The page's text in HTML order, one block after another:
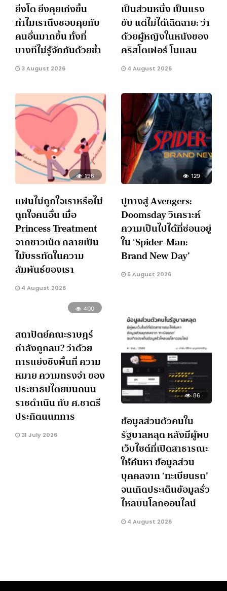
ยิ่งโต ยิ่งคุยเก่งขึ้น
ทำไมเราถึงชอบคุยกับ
คนอื่นมากขึ้น ทั้งที่
บางทีไม่รู้จักกันด้วยซ้ำ
3 August 2026
เป็นส่วนหนึ่ง เป็นแรง
ขับ แต่ไม่ได้เฉิดฉาย: ว่า
ด้วยผู้หญิงในหนังของ
คริสโตเฟอร์ โนแลน
4 August 2026
196
แฟนไม่ถูกใจเราหรือไม่
ถูกใจคนอื่น เมื่อ
Princess Treatment
จากชาวเน็ต กลายเป็น
ไม้บรรทัดในความ
สัมพันธ์ของเรา
4 August 2026
129
ปูทางสู่ Avengers:
Doomsday วิเคราะห์
ความเป็นไปได้ที่ซ่อนอยู่
ใน ‘Spider-Man:
Brand New Day’
5 August 2026
400
สถาปัตย์คณะราษฎร์
กำลังถูกลบ? ว่าด้วย
การแย่งชิงพื้นที่ ความ
หมาย ความทรงจำ ของ
ประชาธิปไตยบนถนน
ราชดำเนิน กับ ศ.ชาตรี
ประกิตนนทการ
31 July 2026
86
ข้อมูลส่วนตัวคนใน
รัฐบาลหลุด หลังมีผู้พบ
เว็บไซต์ที่เปิดสาธารณะ
ให้ค้นหา ข้อมูลส่วน
บุคคลจาก ‘ทะเบียนรถ’
จนเกิดประเด็นข้อมูลรั่ว
ไหลบนโลกออนไลน์
4 August 2026